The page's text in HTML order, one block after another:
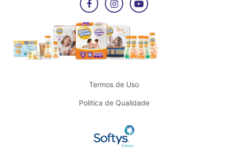
Termos de Uso
Politica de Qualidade